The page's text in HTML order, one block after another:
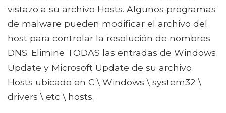
vistazo a su archivo Hosts. Algunos programas
de malware pueden modificar el archivo del
host para controlar la resolución de nombres
DNS. Elimine TODAS las entradas de Windows
Update y Microsoft Update de su archivo
Hosts ubicado en C \ Windows \ system32 \
drivers \ etc \ hosts.